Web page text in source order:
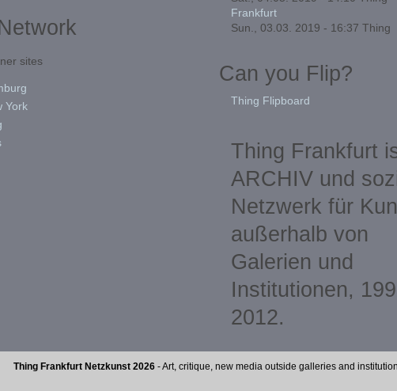
sites
York
Frankfurt
Sun., 03.03. 2019 - 16:37 Thing
Can you Flip?
Thing Flipboard
Thing Frankfurt
ARCHIV und
Netzwerk für
außerhalb von
Galerien und
Institutionen,
2012.
Thing Frankfurt Netzkunst 2026- Art, critique, new media outside galleries and